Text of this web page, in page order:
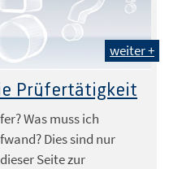
weiter +
Prüfertätigkeit
Was muss ich
Dies sind nur
Seite zur